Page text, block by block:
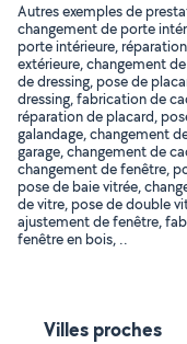
Autres exemples de
changement de porte
porte intérieure,
extérieure, changement
de dressing, pose de
dressing, fabrication de
réparation de placard,
galandage, changement
garage, changement de
changement de fenêtre,
pose de baie vitrée,
de vitre, pose de double
ajustement de fenêtre,
fenêtre en bois, ..
Villes proches